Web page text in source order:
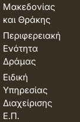
Μακεδονίας
και Θράκης
Περιφερειακή
Ενότητα
Δράμας
Ειδική
Υπηρεσίας
Διαχείρισης
Ε.Π.